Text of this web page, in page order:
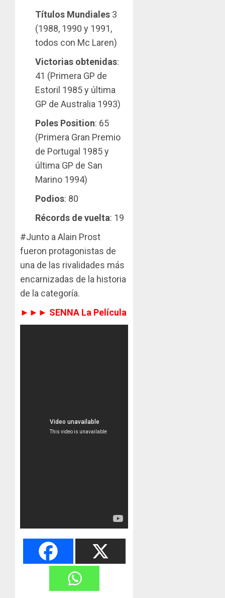
Títulos Mundiales 3
(1988, 1990 y 1991,
todos con Mc Laren)
Victorias obtenidas:
41 (Primera GP de
Estoril 1985 y última
GP de Australia 1993)
Poles Position: 65
(Primera Gran Premio
de Portugal 1985 y
última GP de San
Marino 1994)
Podios: 80
Récords de vuelta: 19
#Junto a Alain Prost
fueron protagonistas de
una de las rivalidades más
encarnizadas de la historia
de la categoría.
►►► SENNA La Película